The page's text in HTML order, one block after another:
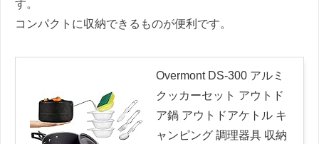
す。
コンパクトに収納できるものが便利です。
Overmont DS-300 アルミ
クッカーセット アウトド
ア鍋 アウトドアケトル キ
ャンピング 調理器具 収納